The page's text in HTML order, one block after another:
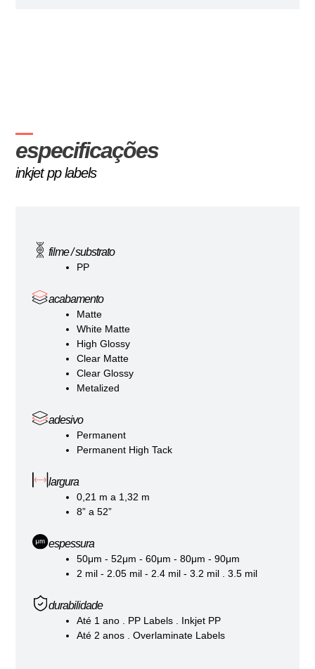
especificações
inkjet pp labels
filme / substrato
PP
acabamento
Matte
White Matte
High Glossy
Clear Matte
Clear Glossy
Metalized
adesivo
Permanent
Permanent High Tack
largura
0,21 m a 1,32 m
8” a 52”
espessura
50μm - 52μm - 60μm - 80μm - 90μm
2 mil - 2.05 mil - 2.4 mil - 3.2 mil . 3.5 mil
durabilidade
Até 1 ano . PP Labels . Inkjet PP
Até 2 anos . Overlaminate Labels